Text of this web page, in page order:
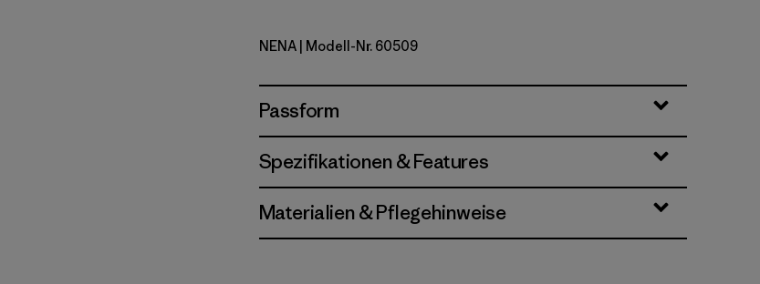
New Navy
NENA | Modell-Nr. 60509
Passform
Spezifikationen & Features
Materialien & Pflegehinweise